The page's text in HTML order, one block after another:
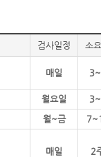
검사일정 소
매일
월요일
월~금
매일 2